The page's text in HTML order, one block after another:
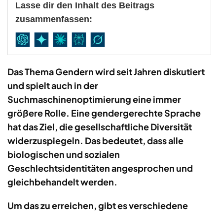
Lasse dir den Inhalt des Beitrags
zusammenfassen:
Das Thema Gendern wird seit Jahren diskutiert
und spielt auch in der
Suchmaschinenoptimierung eine immer
größere Rolle. Eine gendergerechte Sprache
hat das Ziel, die gesellschaftliche Diversität
widerzuspiegeln. Das bedeutet, dass alle
biologischen und sozialen
Geschlechtsidentitäten angesprochen und
gleichbehandelt werden.
Um das zu erreichen, gibt es verschiedene